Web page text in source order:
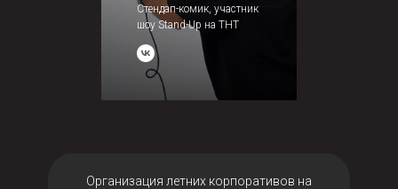
Стендап-комик, участник
шоу Stand-Up на ТНТ
Организация летних корпоративов на